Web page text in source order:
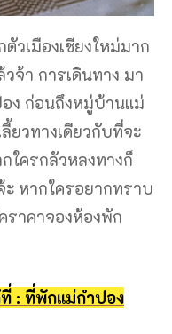
วเมืองเชียงใหม่มาก
จ้า การเดินทาง มา
ง ก่อนถึงหมู่บ้านแม่
ยวทางเดียวกับที่จะ
ใครกลัวหลงทางก็
ะ หากใครอยากทราบ
ราคาจองห้องพัก
: ที่พักแม่กำปอง